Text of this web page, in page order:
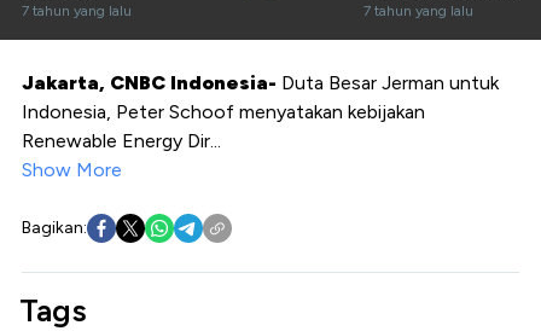
7 tahun yang lalu
Sawit
7 tahun yang lalu
Jakarta, CNBC Indonesia- Duta Besar Jerman untuk
Indonesia, Peter Schoof menyatakan kebijakan
Renewable Energy Dir...
Show More
Bagikan:
Tags